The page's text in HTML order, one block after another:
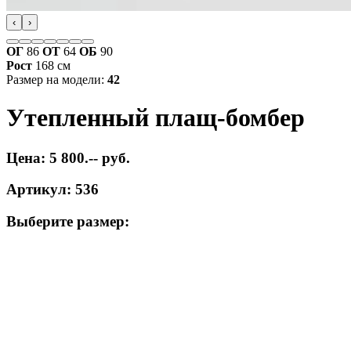
‹ ›
ОГ 86 ОТ 64 ОБ 90
Рост 168 см
Размер на модели: 42
Утепленный плащ-бомбер
Цена: 5 800.-- руб.
Артикул: 536
Выберите размер: